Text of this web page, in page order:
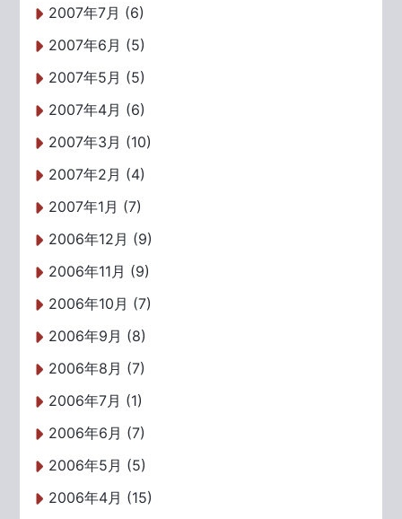
2007年7月 (6)
2007年6月 (5)
2007年5月 (5)
2007年4月 (6)
2007年3月 (10)
2007年2月 (4)
2007年1月 (7)
2006年12月 (9)
2006年11月 (9)
2006年10月 (7)
2006年9月 (8)
2006年8月 (7)
2006年7月 (1)
2006年6月 (7)
2006年5月 (5)
2006年4月 (15)